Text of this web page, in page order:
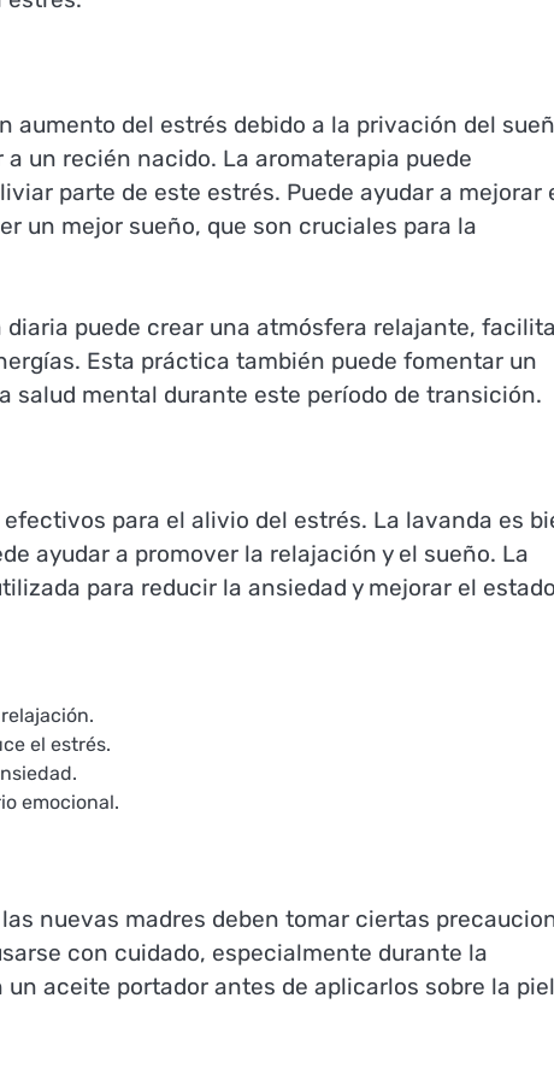
aumento del estrés debido a la privación del
un recién nacido. La aromaterapia puede
parte de este estrés. Puede ayudar a mejorar
un mejor sueño, que son cruciales para la
puede crear una atmósfera relajante,
Esta práctica también puede fomentar un
salud mental durante este período de transición.
para el alivio del estrés. La lavanda es
ayudar a promover la relajación y el sueño. La
para reducir la ansiedad y mejorar el
el estrés.
emocional.
nuevas madres deben tomar ciertas
con cuidado, especialmente durante la
aceite portador antes de aplicarlos sobre la piel